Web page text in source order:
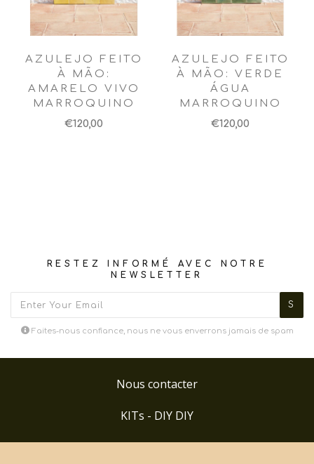
AZULEJO FEITO
À MÃO:
AMARELO VIVO
MARROQUINO
€120,00
AZULEJO FEITO
À MÃO: VERDE
ÁGUA
MARROQUINO
€120,00
RESTEZ INFORMÉ AVEC NOTRE
NEWSLETTER
Faites-nous confiance, nous ne vous enverrons jamais de spam
Nous contacter
KITs - DIY DIY